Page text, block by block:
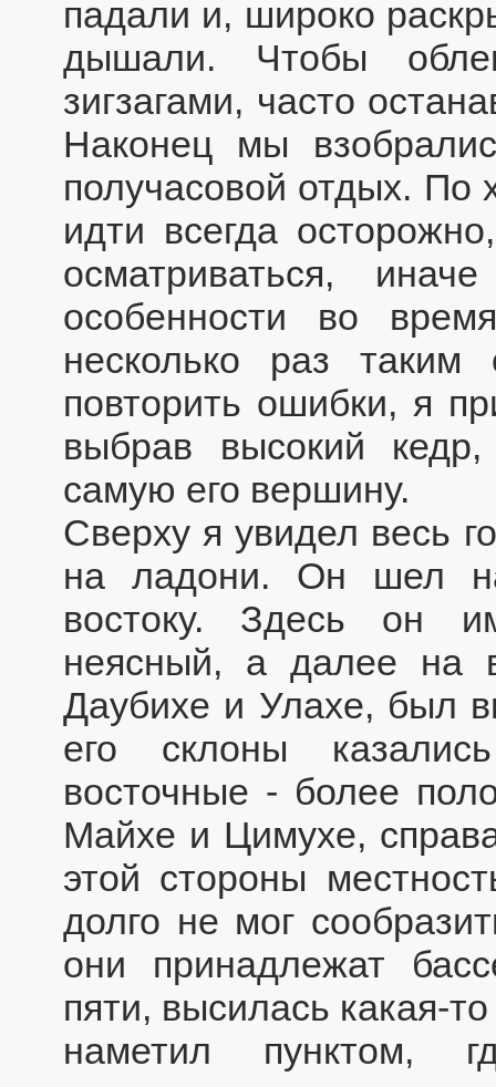
падали и, широко
дышали. Чтобы
зигзагами, часто
Наконец мы
получасовой отдых. По
идти всегда
осматриваться,
особенности во
несколько раз
повторить ошибки, я
выбрав высокий
самую его вершину.
Сверху я увидел весь
на ладони. Он шел
востоку. Здесь он
неясный, а далее на
Даубихе и Улахе, был
его склоны
восточные - более
Майхе и Цимухе,
этой стороны
долго не мог
они принадлежат
пяти, высилась какая-
наметил пунктом,